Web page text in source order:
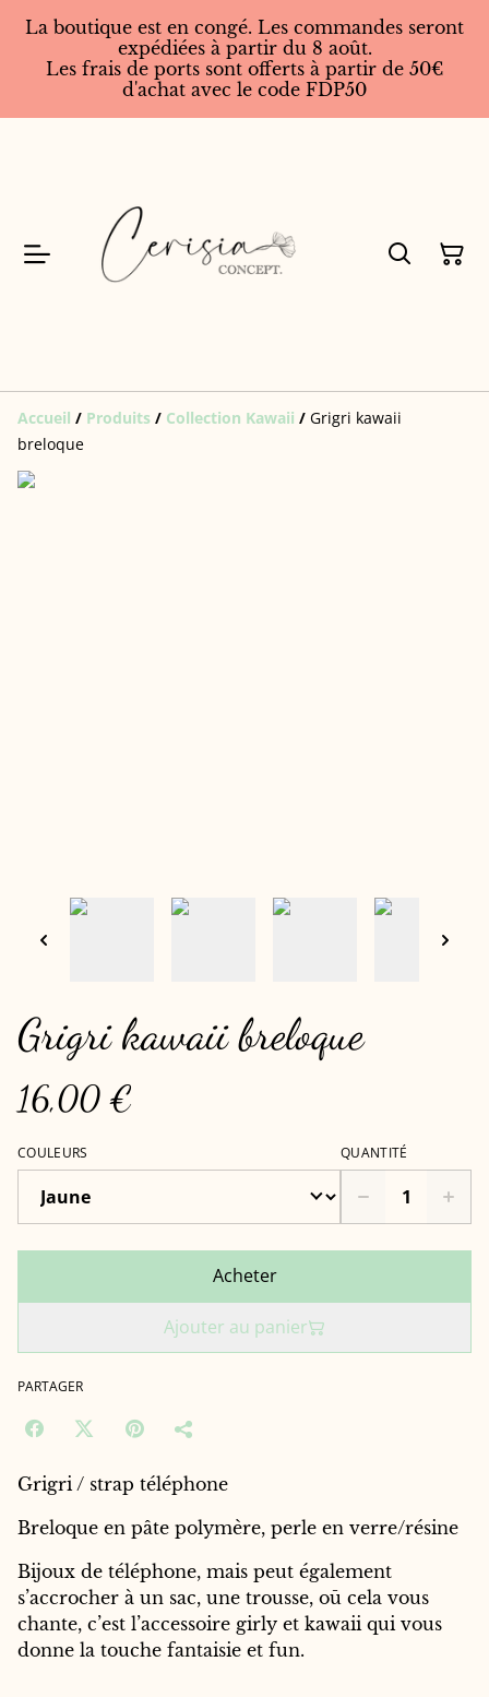
La boutique est en congé. Les commandes seront
expédiées à partir du 8 août.
Les frais de ports sont offerts à partir de 50€
d'achat avec le code FDP50
Accueil / Produits / Collection Kawaii / Grigri kawaii
breloque
Grigri kawaii breloque
16,00 €
COULEURS QUANTITÉ
Acheter
Ajouter au panier
PARTAGER
Grigri / strap téléphone
Breloque en pâte polymère, perle en verre/résine
Bijoux de téléphone, mais peut également
s’accrocher à un sac, une trousse, oū cela vous
chante, c’est l’accessoire girly et kawaii qui vous
donne la touche fantaisie et fun.